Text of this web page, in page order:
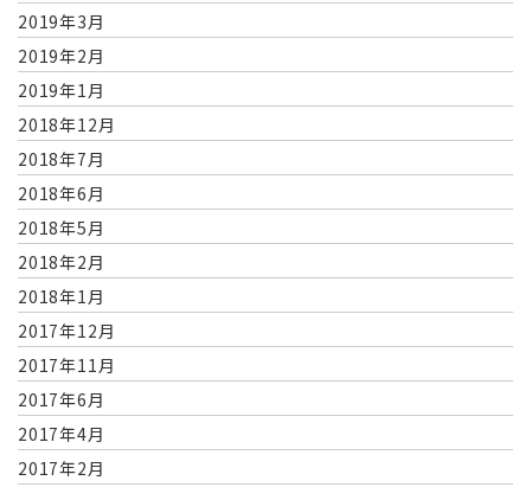
2019年3月
2019年2月
2019年1月
2018年12月
2018年7月
2018年6月
2018年5月
2018年2月
2018年1月
2017年12月
2017年11月
2017年6月
2017年4月
2017年2月